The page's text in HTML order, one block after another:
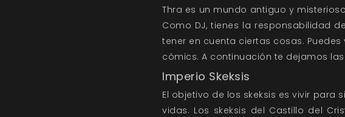
Thra es un mundo antiguo y
Como DJ, tienes la responsabilidad
tener en cuenta ciertas cosas.
cómics. A continuación te dejamos
Imperio Skeksis
El objetivo de los skeksis es vivir
vidas. Los skeksis del Castillo del